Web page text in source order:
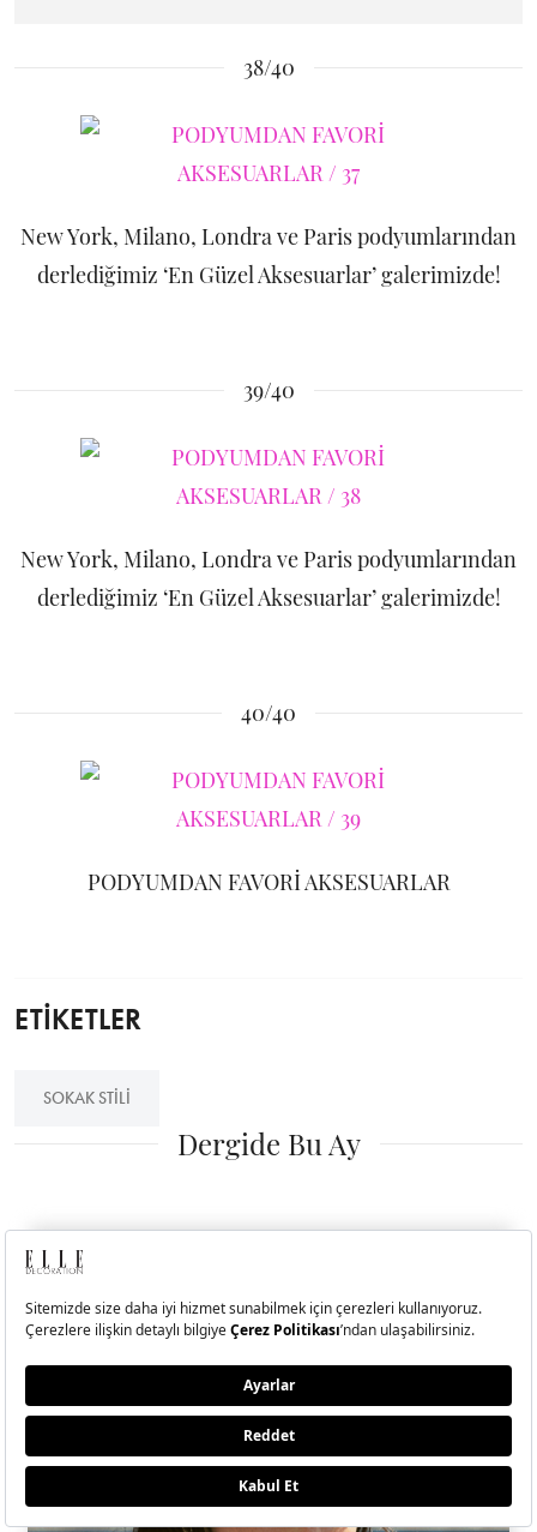
38/40
New York, Milano, Londra ve Paris podyumlarından
derlediğimiz ‘En Güzel Aksesuarlar’ galerimizde!
39/40
New York, Milano, Londra ve Paris podyumlarından
derlediğimiz ‘En Güzel Aksesuarlar’ galerimizde!
40/40
PODYUMDAN FAVORİ AKSESUARLAR
ETİKETLER
SOKAK STILI
Dergide Bu Ay